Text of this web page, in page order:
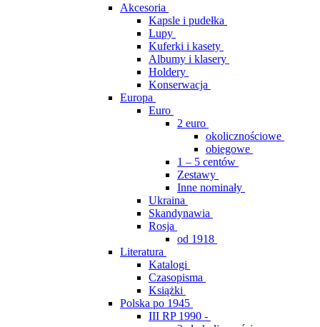
Akcesoria
Kapsle i pudełka
Lupy
Kuferki i kasety
Albumy i klasery
Holdery
Konserwacja
Europa
Euro
2 euro
okolicznościowe
obiegowe
1 – 5 centów
Zestawy
Inne nominały
Ukraina
Skandynawia
Rosja
od 1918
Literatura
Katalogi
Czasopisma
Książki
Polska po 1945
III RP 1990 -